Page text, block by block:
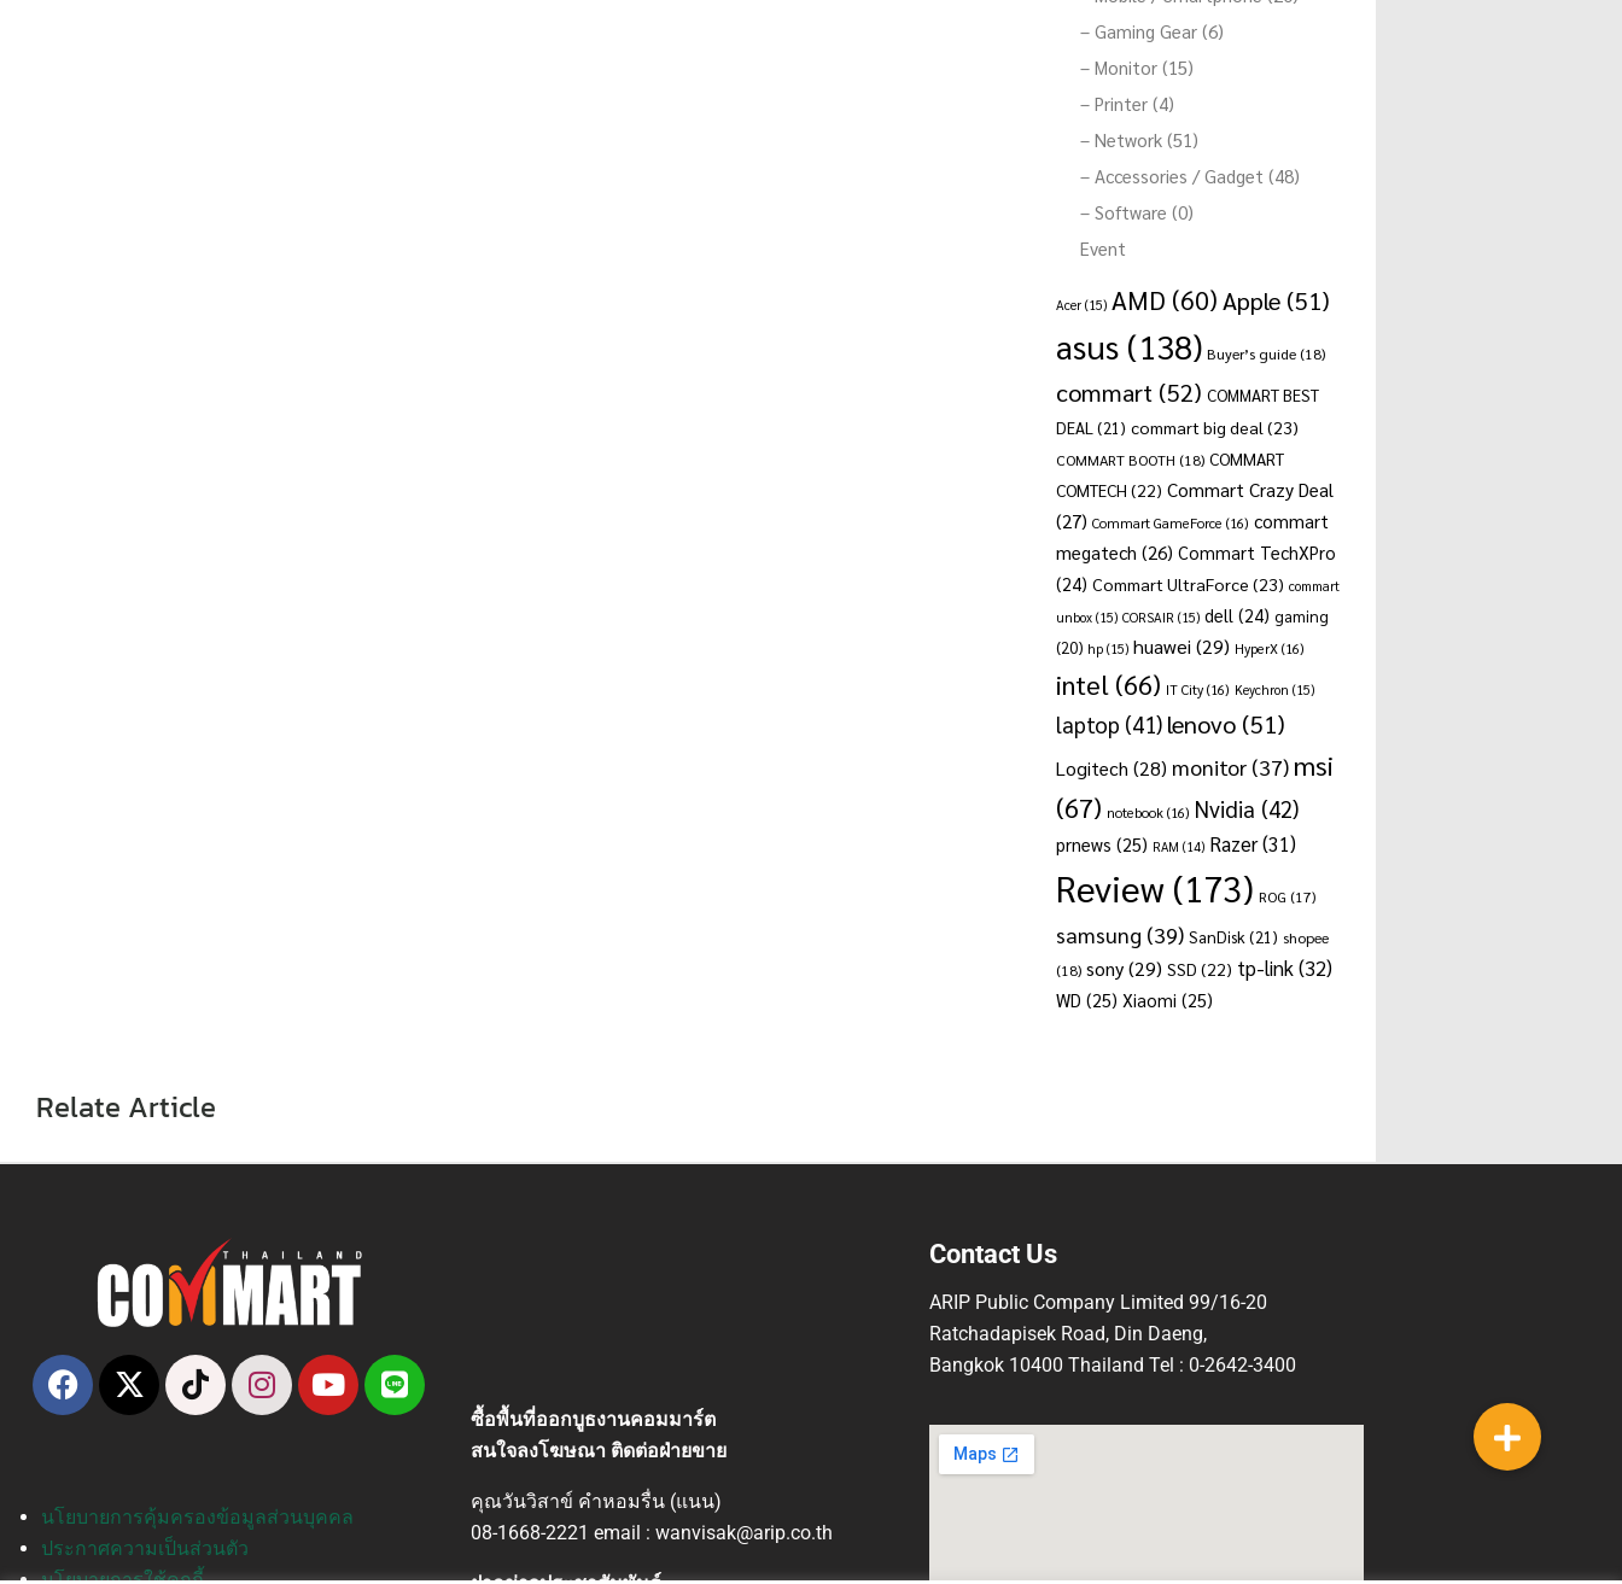
– Gaming Gear (6)
– Monitor (15)
– Printer (4)
– Network (51)
– Accessories / Gadget (48)
– Software (0)
Event
Acer (15) AMD (60)Apple (51)
asus (138) Buyer’s guide (18)
commart (52) COMMART BEST
DEAL(21) commart big deal (23)
COMMART BOOTH (18) COMMART
COMTECH (22) Commart Crazy Deal
(27) Commart GameForce (16) commart
megatech (26) Commart TechXPro
(24) Commart UltraForce (23) commart
unbox (15) CORSAIR (15) dell (24) gaming
(20) hp (15) huawei (29) HyperX (16)
intel (66) IT City (16) Keychron (15)
laptop (41) lenovo (51)
Logitech (28) monitor (37) msi
(67) notebook (16) Nvidia (42)
prnews (25) RAM (14) Razer(31)
Review (173) ROG (17)
samsung (39) SanDisk(21) shopee
(18) sony(29) SSD (22) tp-link(32)
WD (25) Xiaomi (25)
Relate Article
นโยบายการคุ้มครองข้อมูลส่วนบุคคล
ประกาศความเป็นส่วนตัว
นโยบายการใช้คุกกี้
ซื้อพื้นที่ออกบูธงานคอมมาร์ต
สนใจลงโฆษณา ติดต่อฝ่ายขาย
คุณวันวิสาข์ คำหอมรื่น (แนน)
08-1668-2221 email : wanvisak@arip.co.th
Contact Us
ARIP Public Company Limited 99/16-20
Ratchadapisek Road, Din Daeng,
Bangkok 10400 Thailand Tel : 0-2642-3400